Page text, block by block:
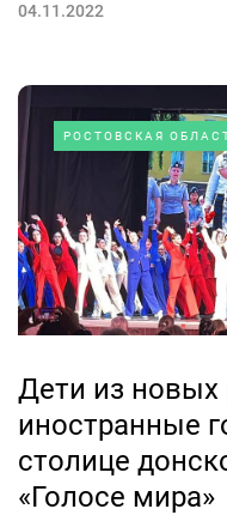
04.11.2022
РОСТОВСКАЯ
Дети из новых
иностранные
столице
«Голосе мира»